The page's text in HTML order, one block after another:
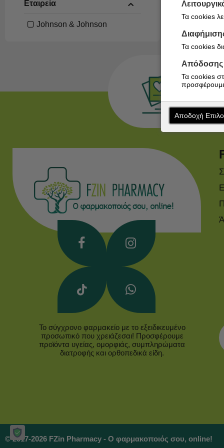
Μπατονέτες
Εταιρεία
Johnson & Johnson
Το σύγχρονο φαρμακείο με το εξειδικευμένο
προσωπικό που χρειάζεσαι! Προσφέρουμε
προϊόντα υγείας, ομορφιάς, συμπληρώματα
διατροφής και ορθοπεδικά είδη.
© 2017-2026 FZin Pharmacy - Ο φαρμακοποιός σου, online!
Τα cookies
Τα cookies
Απόδοσης
Τα cookies
Αποδοχή